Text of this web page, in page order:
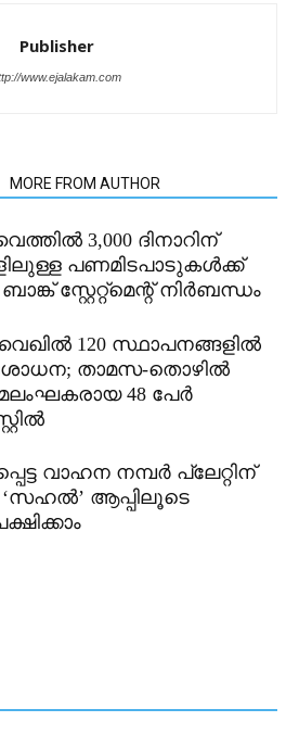
Publisher
www.ejalakam.com
MORE FROM AUTHOR
3,000 ദിനാറിന്
പണമിടപാടുകൾക്ക്
സ്റ്റേറ്റ്മെന്റ് നിർബന്ധം
120 സ്ഥാപനങ്ങളിൽ
താമസ-തൊഴിൽ
48 പേർ
വാഹന നമ്പർ പ്ലേറ്റിന്
‘സഹൽ’ ആപ്പിലൂടെ